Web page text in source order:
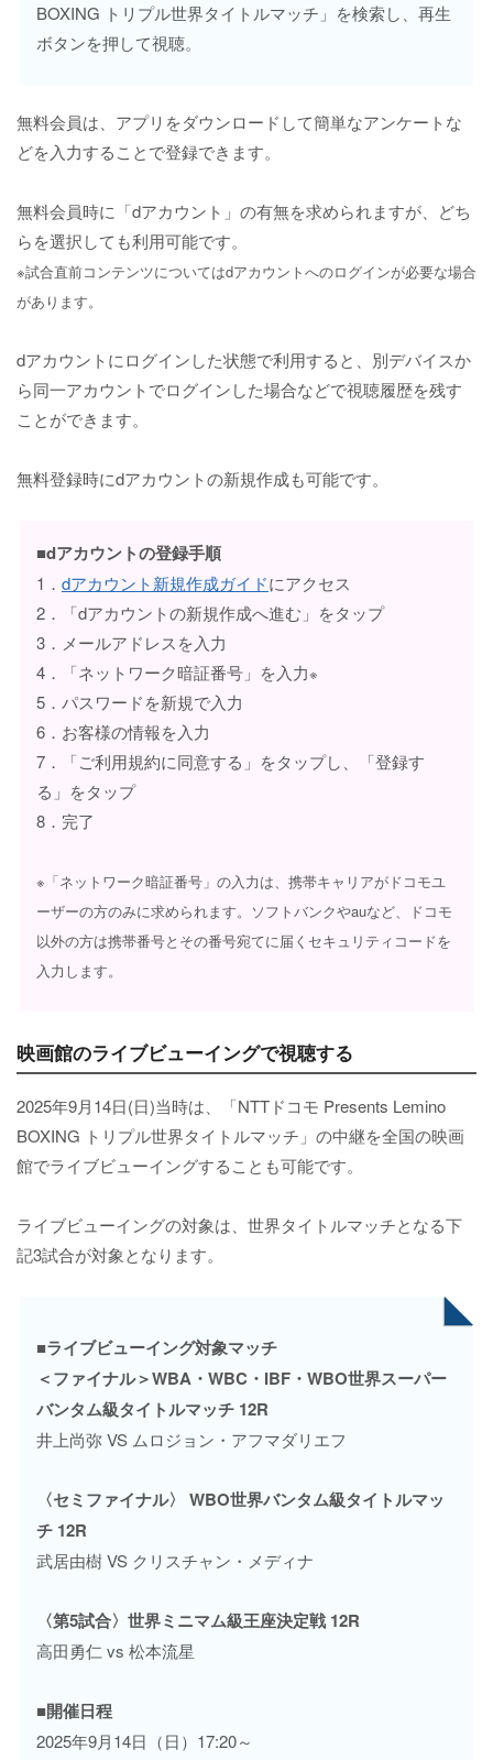
BOXING トリプル世界タイトルマッチ」を検索し、再生
ボタンを押して視聴。
無料会員は、アプリをダウンロードして簡単なアンケートな
どを入力することで登録できます。
無料会員時に「dアカウント」の有無を求められますが、どち
らを選択しても利用可能です。
※試合直前コンテンツについてはdアカウントへのログインが必要な場合
があります。
dアカウントにログインした状態で利用すると、別デバイスか
ら同一アカウントでログインした場合などで視聴履歴を残す
ことができます。
無料登録時にdアカウントの新規作成も可能です。
■dアカウントの登録手順
1． dアカウント新規作成ガイドにアクセス
2．「dアカウントの新規作成へ進む」をタップ
3．メールアドレスを入力
4．「ネットワーク暗証番号」を入力※
5．パスワードを新規で入力
6．お客様の情報を入力
7．「ご利用規約に同意する」をタップし、「登録す
る」をタップ
8．完了
※「ネットワーク暗証番号」の入力は、携帯キャリアがドコモユ
ーザーの方のみに求められます。ソフトバンクやauなど、ドコモ
以外の方は携帯番号とその番号宛てに届くセキュリティコードを
入力します。
映画館のライブビューイングで視聴する
2025年9月14日(日)当時は、「NTTドコモ Presents Lemino
BOXING トリプル世界タイトルマッチ」の中継を全国の映画
館でライブビューイングすることも可能です。
ライブビューイングの対象は、世界タイトルマッチとなる下
記3試合が対象となります。
■ライブビューイング対象マッチ
＜ファイナル＞WBA・WBC・IBF・WBO世界スーパー
バンタム級タイトルマッチ 12R
井上尚弥 VS ムロジョン・アフマダリエフ
〈セミファイナル〉 WBO世界バンタム級タイトルマッ
チ 12R
武居由樹 VS クリスチャン・メディナ
〈第5試合〉世界ミニマム級王座決定戦 12R
高田勇仁 vs 松本流星
■開催日程
2025年9月14日（日）17:20～